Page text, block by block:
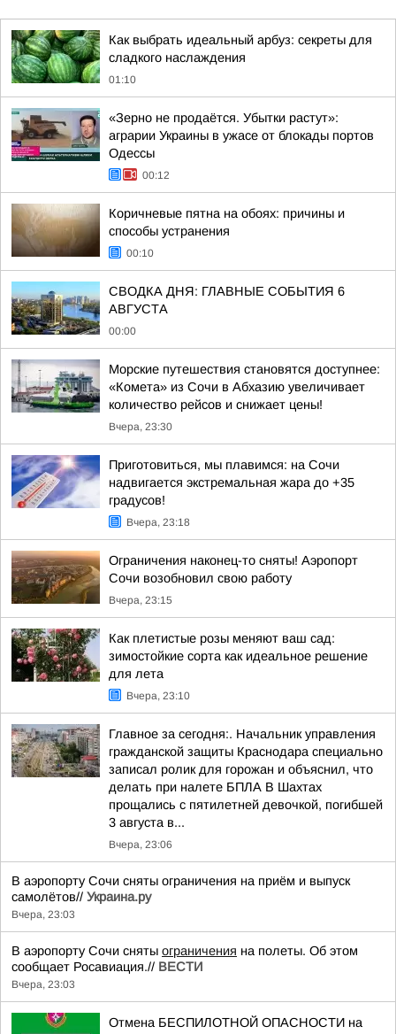
Как выбрать идеальный арбуз: секреты для
сладкого наслаждения
01:10
«Зерно не продаётся. Убытки растут»:
аграрии Украины в ужасе от блокады портов
Одессы
00:12
Коричневые пятна на обоях: причины и
способы устранения
00:10
СВОДКА ДНЯ: ГЛАВНЫЕ СОБЫТИЯ 6
АВГУСТА
00:00
Морские путешествия становятся доступнее:
«Комета» из Сочи в Абхазию увеличивает
количество рейсов и снижает цены!
Вчера, 23:30
Приготовиться, мы плавимся: на Сочи
надвигается экстремальная жара до +35
градусов!
Вчера, 23:18
Ограничения наконец-то сняты! Аэропорт
Сочи возобновил свою работу
Вчера, 23:15
Как плетистые розы меняют ваш сад:
зимостойкие сорта как идеальное решение
для лета
Вчера, 23:10
Главное за сегодня:. Начальник управления
гражданской защиты Краснодара специально
записал ролик для горожан и объяснил, что
делать при налете БПЛА В Шахтах
прощались с пятилетней девочкой, погибшей
3 августа в...
Вчера, 23:06
В аэропорту Сочи сняты ограничения на приём и выпуск
самолётов// Украина.ру
Вчера, 23:03
В аэропорту Сочи сняты ограничения на полеты. Об этом
сообщает Росавиация.// ВЕСТИ
Вчера, 23:03
Отмена БЕСПИЛОТНОЙ ОПАСНОСТИ на